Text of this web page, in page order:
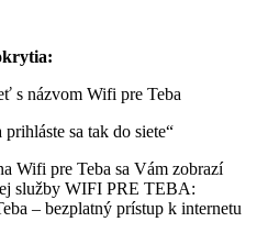
s názvom Wifi pre Teba
sa tak do siete“
Wifi pre Teba sa Vám zobrazí
služby WIFI PRE TEBA:
– bezplatný prístup k internetu